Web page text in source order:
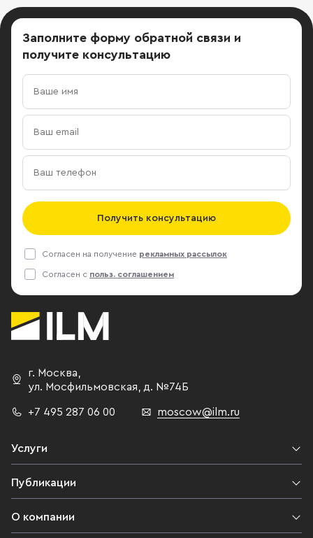
Заполните форму обратной связи и
получите консультацию
Получить консультацию
Согласен на получение рекламных рассылок
Согласен с польз. соглашением
г. Москва,
ул. Мосфильмовская, д. №74Б
+7 495 287 06 00 moscow@ilm.ru
Услуги
Публикации
О компании